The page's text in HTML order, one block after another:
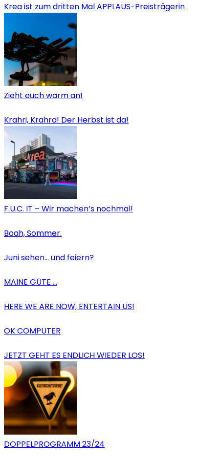
Krea ist zum dritten Mal APPLAUS-Preisträgerin
Zieht euch warm an!
Krahri, Krahra! Der Herbst ist da!
F.U.C. IT – Wir machen’s nochmal!
Boah, Sommer.
Juni sehen… und feiern?
MAINE GÜTE …
HERE WE ARE NOW, ENTERTAIN US!
OK COMPUTER
JETZT GEHT ES ENDLICH WIEDER LOS!
DOPPELPROGRAMM 23/24